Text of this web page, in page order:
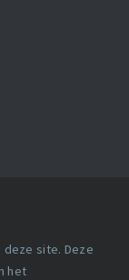
site. Deze
het